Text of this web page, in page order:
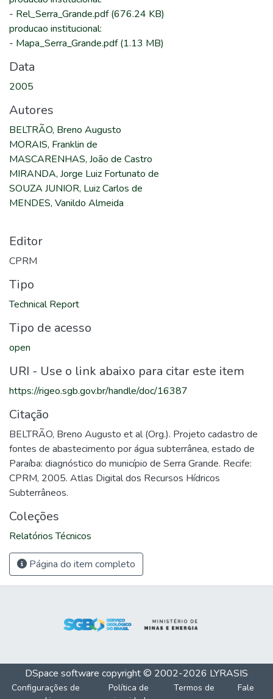
- Rel_Serra_Grande.pdf(676.24 KB)
producao institucional:
- Mapa_Serra_Grande.pdf(1.13 MB)
Data
2005
Autores
BELTRÃO, Breno Augusto
MORAIS, Franklin de
MASCARENHAS, João de Castro
MIRANDA, Jorge Luiz Fortunato de
SOUZA JUNIOR, Luiz Carlos de
MENDES, Vanildo Almeida
Editor
CPRM
Tipo
Technical Report
Tipo de acesso
open
URI - Use o link abaixo para citar este item
https://rigeo.sgb.gov.br/handle/doc/16387
Citação
BELTRÃO, Breno Augusto et al (Org.). Projeto cadastro de
fontes de abastecimento por água subterrânea, estado de
Paraíba: diagnóstico do município de Serra Grande. Recife:
CPRM, 2005. Atlas Digital dos Recursos Hídricos
Subterrâneos.
Coleções
Relatórios Técnicos
Página do item completo
DSpace software copyright © 2002-2026 LYRASIS
Configurações de
Política de
Termos de
Fale